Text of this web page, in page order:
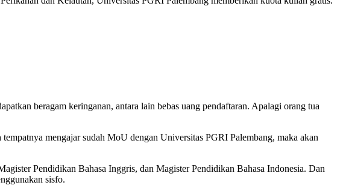
beragam keringanan, antara lain bebas uang pendaftaran. Apalagi orang tua
mengajar sudah MoU dengan Universitas PGRI Palembang, maka akan
Pendidikan Bahasa Inggris, dan Magister Pendidikan Bahasa Indonesia. Dan
sisfo.